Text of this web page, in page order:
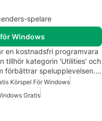
spelare
Windows
en kostnadsfri programvara
tillhör kategorin 'Utilities' och
förbättrar spelupplevelsen.…
Körspel För Windows
Gratis